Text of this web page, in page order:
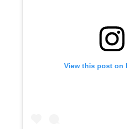
View this post on